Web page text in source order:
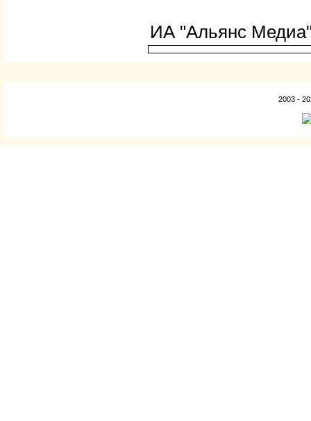
ИА "Альянс
2003 -